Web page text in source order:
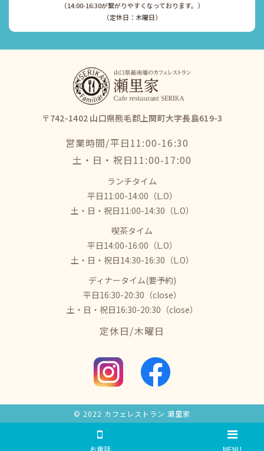
​​​​​​​（14:00-16:30が繋がりやすくなっております。）
​​​​​​​（定休日：木曜日）
〒742-1402 山口県熊毛郡上関町大字長島619-3
営業時間/平日11:00-16:30
​​​​​​​土・日・祝日11:00-17:00
ランチタイム
平日11:00-14:00（L.O）
土・日・祝日11:00-14:30（L.O）
喫茶タイム
平日14:00-16:00（L.O）
土・日・祝日14:30-16:30（L.O）
ディナータイム(要予約)
平日16:30-20:30（close）
土・日・祝日16:30-20:30（close）
​​​​​​​定休日/木曜日
© 2022 カフェレストラン 瀬里家
お電話 MENU